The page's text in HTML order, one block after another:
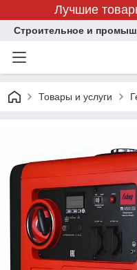
Лучшие
Строительное и
Товары и услуги